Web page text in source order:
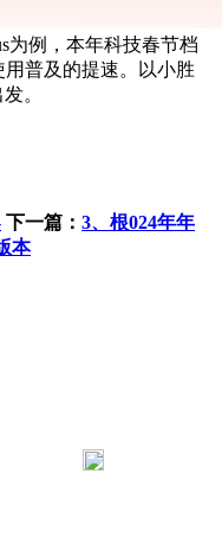
为例，本年科技春节档
普及的提速。以小胜
。
下一篇： 3、根024年年
本